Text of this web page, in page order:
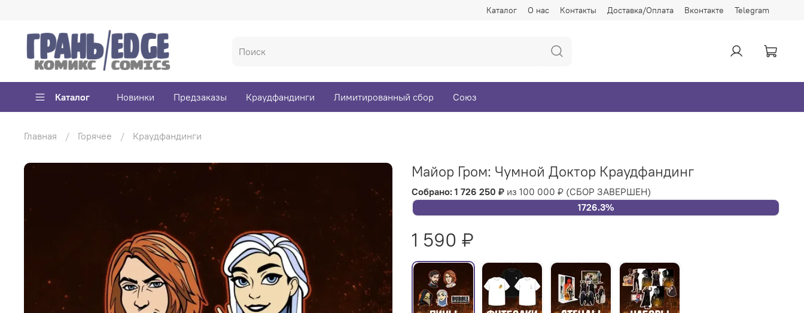
Каталог О нас Контакты Доставка/Оплата Вконтакте Telegram
Каталог Новинки Предзаказы Краудфандинги Лимитированный сбор Союз
Главная Горячее Краудфандинги
Собрано: 1 726 250 ₽ из 100 000 ₽ (СБОР ЗАВЕРШЕН)
1726.3%
Майор Гром: Чумной Доктор Краудфандинг
1 590 ₽